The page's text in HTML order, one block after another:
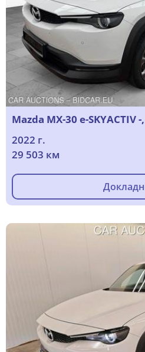
Mazda MX-30 e-SKYACTIV
2022 г.
29 503 км